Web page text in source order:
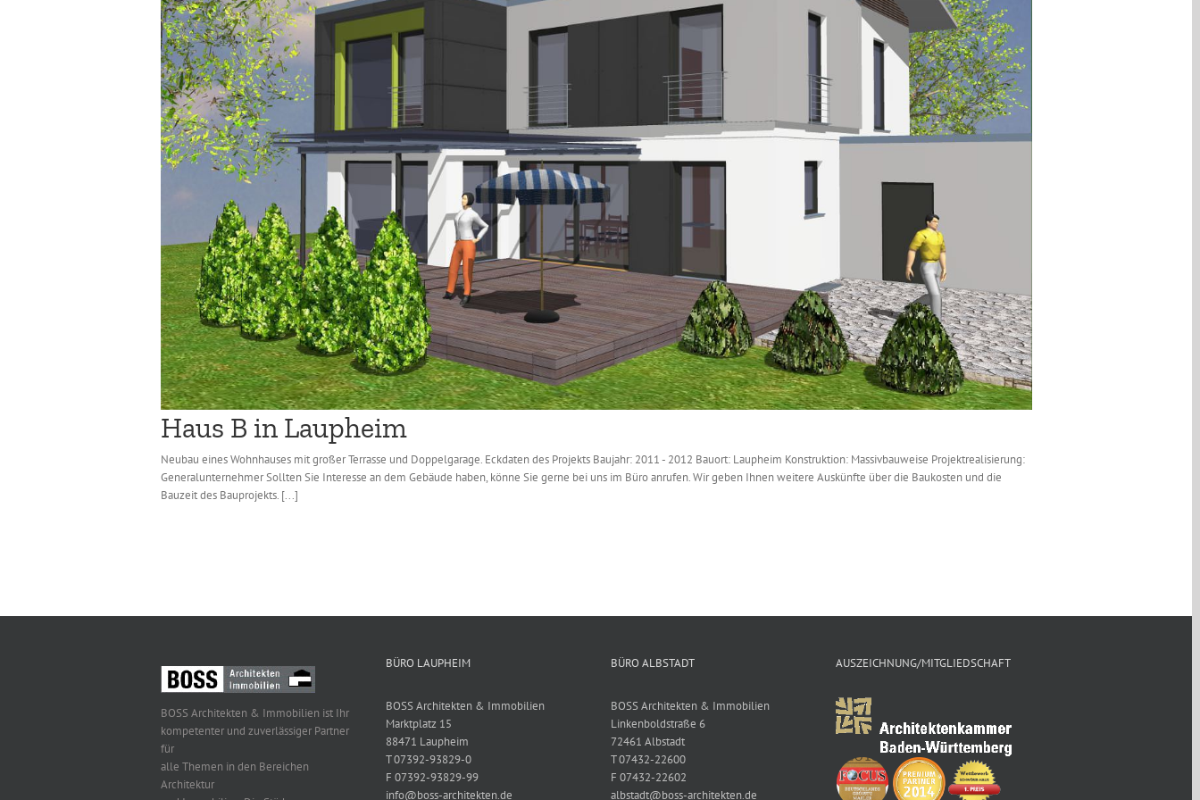
Haus B in Laupheim
Neubau eines Wohnhauses mit großer Terrasse und Doppelgarage. Eckdaten des Projekts Baujahr: 2011 - 2012 Bauort: Laupheim Konstruktion: Massivbauweise Projektrealisierung:
Generalunternehmer Sollten Sie Interesse an dem Gebäude haben, könne Sie gerne bei uns im Büro anrufen. Wir geben Ihnen weitere Auskünfte über die Baukosten und die
Bauzeit des Bauprojekts. [...]
BOSS Architekten & Immobilien ist Ihr
kompetenter und zuverlässiger Partner
für
alle Themen in den Bereichen
Architektur
BÜRO LAUPHEIM
BOSS Architekten & Immobilien
Marktplatz 15
88471 Laupheim
T 07392-93829-0
F 07392-93829-99
info@boss-architekten.de
BÜRO ALBSTADT
BOSS Architekten & Immobilien
Linkenboldstraße 6
72461 Albstadt
T 07432-22600
F 07432-22602
albstadt@boss-architekten.de
AUSZEICHNUNG/MITGLIEDSCHAFT